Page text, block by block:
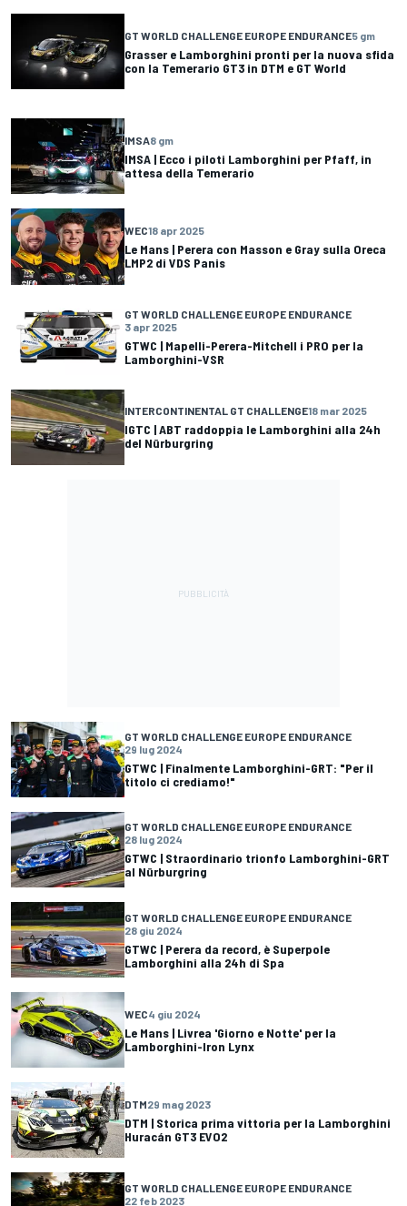
GT WORLD CHALLENGE EUROPE ENDURANCE5 gm
Grasser e Lamborghini pronti per la nuova sfida
con la Temerario GT3 in DTM e GT World
IMSA8 gm
IMSA | Ecco i piloti Lamborghini per Pfaff, in
attesa della Temerario
WEC18 apr 2025
Le Mans | Perera con Masson e Gray sulla Oreca
LMP2 di VDS Panis
GT WORLD CHALLENGE EUROPE ENDURANCE
3 apr 2025
GTWC | Mapelli-Perera-Mitchell i PRO per la
Lamborghini-VSR
INTERCONTINENTAL GT CHALLENGE18 mar 2025
IGTC | ABT raddoppia le Lamborghini alla 24h
del Nürburgring
GT WORLD CHALLENGE EUROPE ENDURANCE
29 lug 2024
GTWC | Finalmente Lamborghini-GRT: "Per il
titolo ci crediamo!"
GT WORLD CHALLENGE EUROPE ENDURANCE
28 lug 2024
GTWC | Straordinario trionfo Lamborghini-GRT
al Nürburgring
GT WORLD CHALLENGE EUROPE ENDURANCE
28 giu 2024
GTWC | Perera da record, è Superpole
Lamborghini alla 24h di Spa
WEC4 giu 2024
Le Mans | Livrea 'Giorno e Notte' per la
Lamborghini-Iron Lynx
DTM29 mag 2023
DTM | Storica prima vittoria per la Lamborghini
Huracán GT3 EVO2
GT WORLD CHALLENGE EUROPE ENDURANCE
22 feb 2023